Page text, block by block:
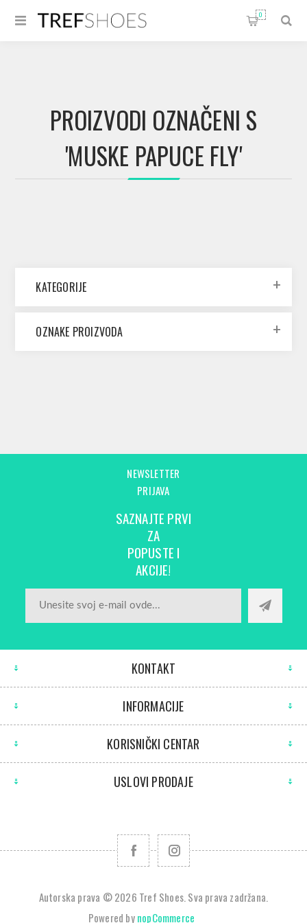
0
PROIZVODI OZNAČENI S
'MUSKE PAPUCE FLY'
KATEGORIJE
OZNAKE PROIZVODA
NEWSLETTER
PRIJAVA
SAZNAJTE PRVI
ZA
POPUSTE I
AKCIJE!
KONTAKT
INFORMACIJE
KORISNIČKI CENTAR
USLOVI PRODAJE
Autorska prava © 2026 Tref Shoes. Sva prava zadržana.
Powered bynopCommerce